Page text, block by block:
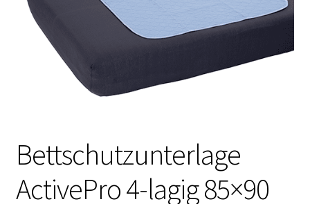
Bettschutzunterlage
ActivePro 4-lagig 85×90